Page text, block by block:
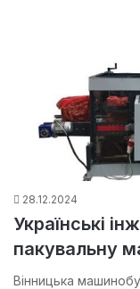
28.12.2024
Українські
пакувальну
Вінницька